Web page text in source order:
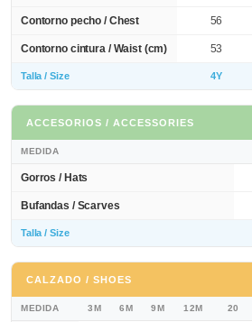
Contorno pecho / Chest 56
Contorno cintura / Waist (cm) 53
Talla / Size 4Y
ACCESORIOS / ACCESSORIES
MEDIDA
Gorros / Hats
Bufandas / Scarves
Talla / Size
CALZADO / SHOES
MEDIDA 3M 6M 9M 12M 20